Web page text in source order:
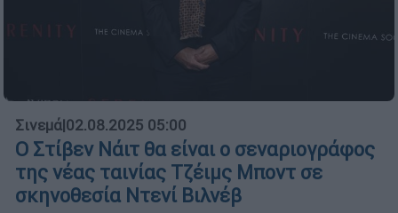
Σινεμά|02.08.2025 05:00
Ο Στίβεν Νάιτ θα είναι ο σεναριογράφος
της νέας ταινίας Τζέιμς Μποντ σε
σκηνοθεσία Ντενί Βιλνέβ